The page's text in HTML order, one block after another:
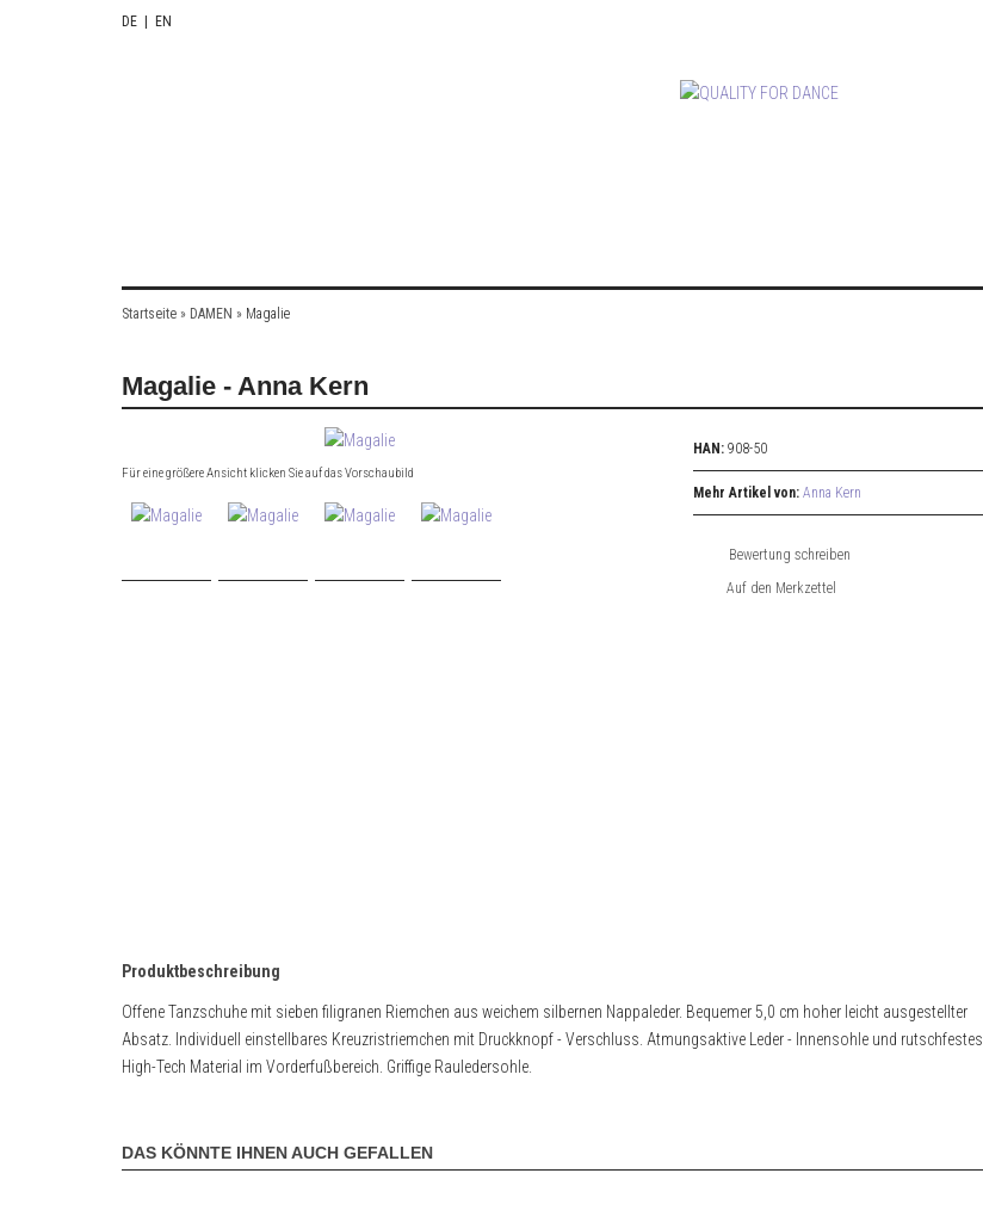
DE EN
Startseite » DAMEN » Magalie
Magalie - Anna Kern
Für eine größere Ansicht klicken Sie auf das Vorschaubild
HAN:908-50
Mehr Artikel von: Anna Kern
Bewertung schreiben
Produktbeschreibung
Offene Tanzschuhe mit sieben filigranen Riemchen aus weichem silbernen Nappaleder. Bequemer 5,0 cm hoher leicht ausgestellter
Absatz. Individuell einstellbares Kreuzristriemchen mit Druckknopf - Verschluss. Atmungsaktive Leder - Innensohle und rutschfestes
High-Tech Material im Vorderfußbereich. Griffige Rauledersohle.
DAS KÖNNTE IHNEN AUCH GEFALLEN